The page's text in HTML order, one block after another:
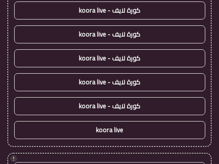
كورة لايف - koora live
كورة لايف - koora live
كورة لايف - koora live
كورة لايف - koora live
كورة لايف - koora live
koora live
!